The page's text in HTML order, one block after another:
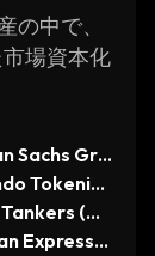
の中で、
場資本化
Sachs Gro
Tokenize
Tokeniz
(O
Express